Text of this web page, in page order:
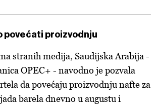
povećati proizvodnju
stranih medija, Saudijska Arabija -
OPEC+ - navodno je pozvala
da povećaju proizvodnju nafte za
barela dnevno u augustu i